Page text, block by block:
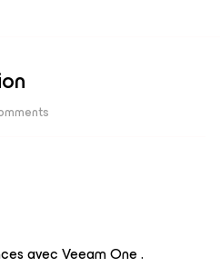
avec Veeam One .